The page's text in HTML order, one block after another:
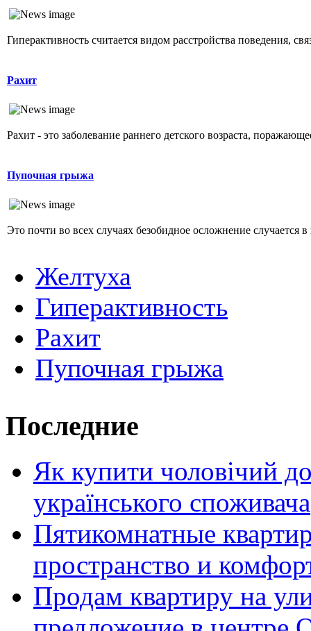
Гиперактивность считается видом расстройства поведения,
Рахит
Рахит - это заболевание раннего детского возраста,
Пупочная грыжа
Это почти во всех случаях безобидное осложнение случается
Желтуха
Гиперактивность
Рахит
Пупочная грыжа
Последние
Як купити чоловічий
українського споживача
Пятикомнатные
пространство и
Продам квартиру на